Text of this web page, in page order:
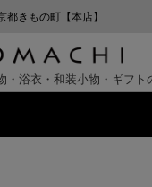
都きもの町【本店】
・浴衣・和装小物・ギフト